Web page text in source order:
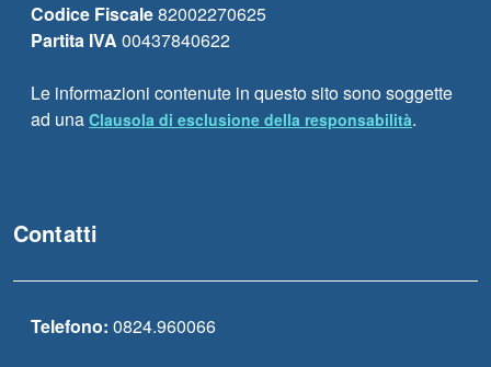
Codice Fiscale82002270625
Partita IVA 00437840622
Le informazioni contenute in questo sito sono soggette
ad una Clausola di esclusione della responsabilità.
Contatti
Telefono: 0824.960066